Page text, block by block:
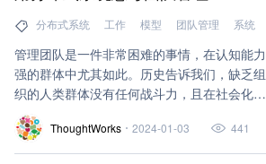
分布式系统 工作 模型 团队管理 系统
管理团队是一件非常困难的事情，在认知能力
强的群体中尤其如此。历史告诉我们，缺乏组
织的人类群体没有任何战斗力，且在社会化生
产的过程中效率非常低下。
ThoughtWorks 2024-01-03 441